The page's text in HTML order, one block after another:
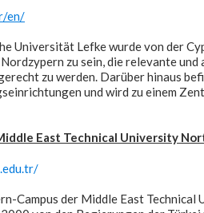
en/
Universität Lefke wurde von der
zu sein, die relevante
zu werden. Darüber hinaus
und wird zu einem
East Technical University
Campus der Middle East